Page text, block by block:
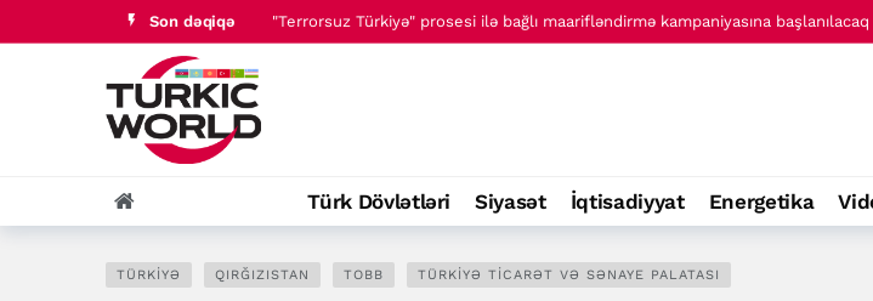
Son dəqiqə "Terrorsuz Türkiyə" prosesi ilə bağlı maarifləndirmə kampaniyasına başlanılacaq
Türk Dövlətləri Siyasət İqtisadiyyat Energetika
TÜRKIYƏ QIRĞIZISTAN TOBB TÜRKIYƏ TICARƏT VƏ SƏNAYE PALATASI